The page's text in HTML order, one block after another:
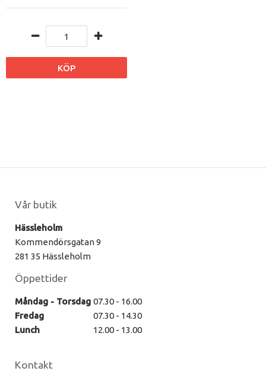
KÖP
Vår butik
Hässleholm
Kommendörsgatan 9
281 35 Hässleholm
Öppettider
Måndag - Torsdag 07.30 - 16.00
Fredag
07.30 - 14.30
Lunch
12.00 - 13.00
Kontakt